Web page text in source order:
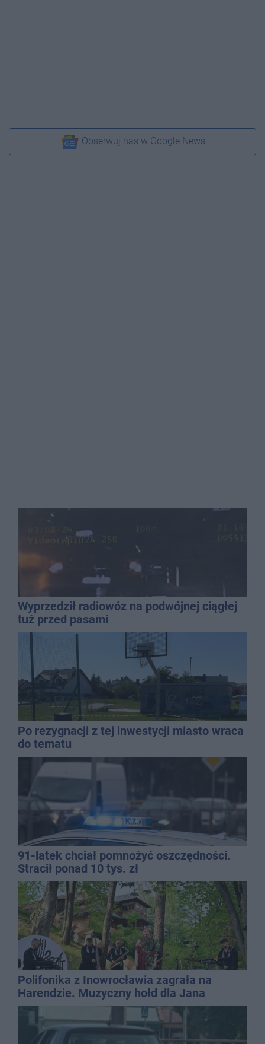
Obserwuj nas w Google News
Wyprzedził radiowóz na podwójnej ciągłej
tuż przed pasami
Po rezygnacji z tej inwestycji miasto wraca
do tematu
91-latek chciał pomnożyć oszczędności.
Stracił ponad 10 tys. zł
Polifonika z Inowrocławia zagrała na
Harendzie. Muzyczny hołd dla Jana
Kasprowicza